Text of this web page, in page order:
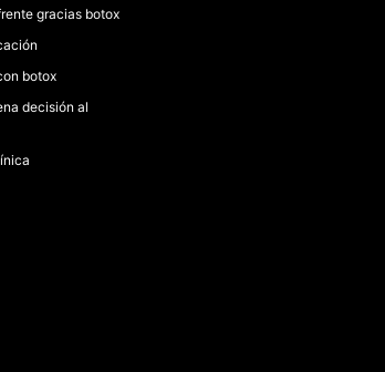
gracias botox
botox
decisión al